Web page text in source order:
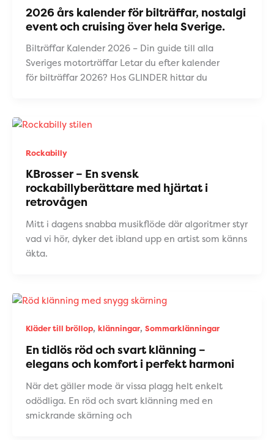
2026 års kalender för bilträffar, nostalgi
event och cruising över hela Sverige.
Bilträffar Kalender 2026 – Din guide till alla
Sveriges motorträffar Letar du efter kalender
för bilträffar 2026? Hos GLINDER hittar du
Rockabilly
KBrosser – En svensk
rockabillyberättare med hjärtat i
retrovågen
Mitt i dagens snabba musikflöde där algoritmer styr
vad vi hör, dyker det ibland upp en artist som känns
äkta.
Kläder till bröllop, klänningar, Sommarklänningar
En tidlös röd och svart klänning –
elegans och komfort i perfekt harmoni
När det gäller mode är vissa plagg helt enkelt
odödliga. En röd och svart klänning med en
smickrande skärning och